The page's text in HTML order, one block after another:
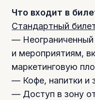
Что входит в
Стандартный
— Неограниченный
и мероприятиям,
маркетинговую
— Кофе, напитки и
— Доступ в зону